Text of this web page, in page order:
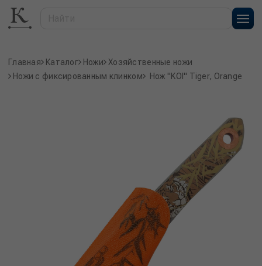
Главная Каталог Ножи Хозяйственные ножи
Ножи с фиксированным клинком
Нож "KOI" Tiger, Orange